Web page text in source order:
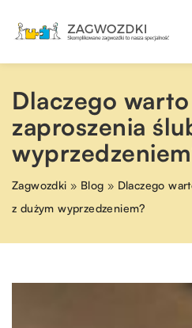
Dlaczego warto
zaproszenia
Zagwozdki » Blog » Dlaczego
z dużym wyprzedzeniem?